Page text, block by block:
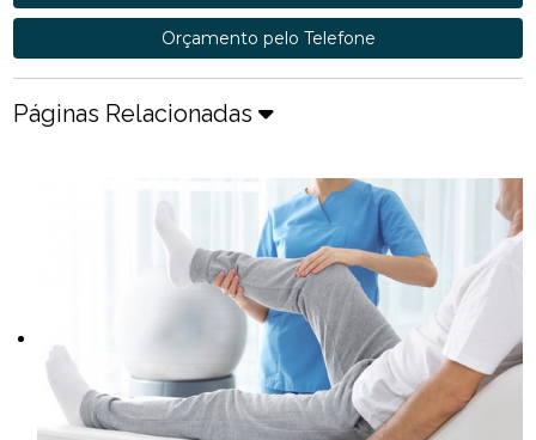
Orçamento pelo Telefone
Páginas Relacionadas